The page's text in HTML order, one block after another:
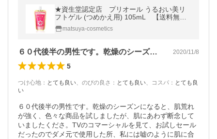
★資生堂認定店 プリオール うるおい美リ
フトゲル (つめかえ用) 105mL 【送料無
料】matsuya-cosmetics
６０代後半の男性です。乾燥のシーズンに… 2020/11/8
5
つけ心地 ： とても良い、 のびの良さ ： とても良い、 コスパ ： とても良
い
６０代後半の男性です。乾燥のシーズンになると、肌荒れ
が強く、色々な商品を試しましたが、肌にあわず断念して
いましたくださ。TVのコマーシャルを見て、お試しセール
だったのでダメ元で使用した所、私には嘘のように肌に合